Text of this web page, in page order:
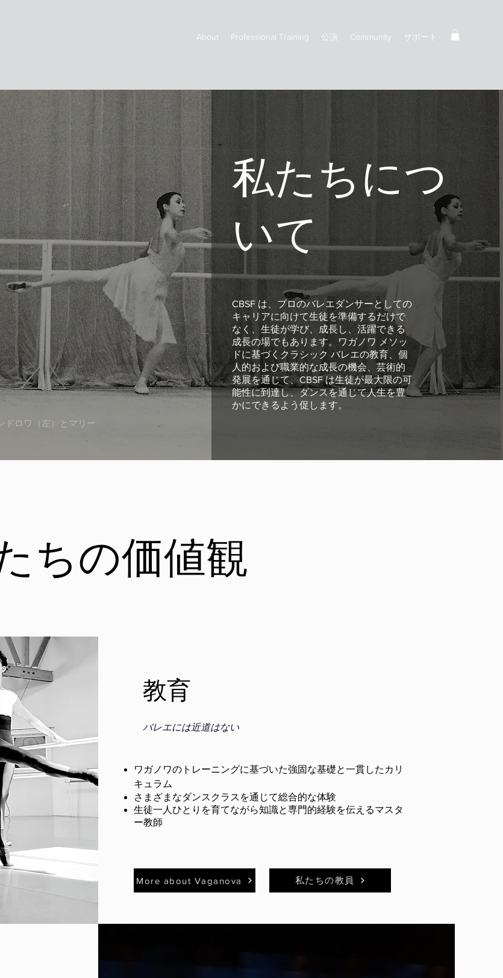
About Professional Training 公演 Community サポート
ドロワ（左）とマリー
私たちにつ
いて
CBSF は、プロのバレエダンサーとしての
キャリアに向けて生徒を準備するだけで
なく、生徒が学び、成長し、活躍できる
成長の場でもあります。ワガノワ メソッ
ドに基づくクラシック バレエの教育、個
人的および職業的な成長の機会、芸術的
発展を通じて、CBSF は生徒が最大限の可
能性に到達し、ダンスを通じて人生を豊
かにできるよう促します。
ちの価値観
教育
バレエには近道はない
ワガノワのトレーニングに基づいた強固な基礎と一貫したカリ
キュラム
さまざまなダンスクラスを通じて総合的な体験
生徒一人ひとりを育てながら知識と専門的経験を伝えるマスタ
ー教師
More about Vaganova 私たちの教員